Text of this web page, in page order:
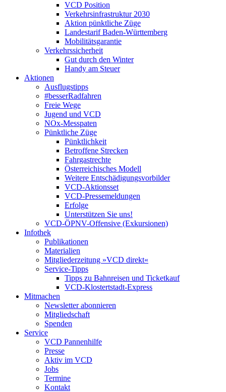
VCD Position
Verkehrsinfrastruktur 2030
Aktion pünktliche Züge
Landestarif Baden-Württemberg
Mobilitätsgarantie
Verkehrssicherheit
Gut durch den Winter
Handy am Steuer
Aktionen
Ausflugstipps
#besserRadfahren
Freie Wege
Jugend und VCD
NOx-Messpaten
Pünktliche Züge
Pünktlichkeit
Betroffene Strecken
Fahrgastrechte
Österreichisches Modell
Weitere Entschädigungsvorbilder
VCD-Aktionsset
VCD-Pressemeldungen
Erfolge
Unterstützen Sie uns!
VCD-ÖPNV-Offensive (Exkursionen)
Infothek
Publikationen
Materialien
Mitgliederzeitung »VCD direkt«
Service-Tipps
Tipps zu Bahnreisen und Ticketkauf
VCD-Klostertstadt-Express
Mitmachen
Newsletter abonnieren
Mitgliedschaft
Spenden
Service
VCD Pannenhilfe
Presse
Aktiv im VCD
Jobs
Termine
Kontakt